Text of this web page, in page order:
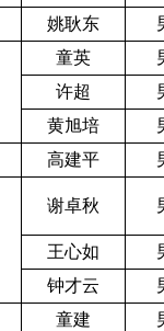
姚耿东
童英
许超
黄旭培
高建平
谢卓秋
王心如
钟才云
童建